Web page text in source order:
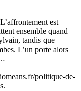
est
ensemble quand
tandis que
L’un porte alors
politique-de-